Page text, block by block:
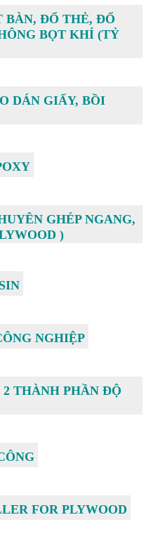
BÀN, ĐỔ THẺ, ĐỔ
BỌT KHÍ (TỶ
DÁN GIẤY, BỒI
GHÉP NGANG,
)
NGHIỆP
THÀNH PHẦN ĐỘ
FOR PLYWOOD